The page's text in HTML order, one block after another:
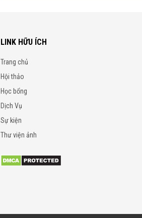
LINK HỮU ÍCH
Trang chủ
Hội thảo
Học bổng
Dịch Vụ
Sự kiện
Thư viện ảnh